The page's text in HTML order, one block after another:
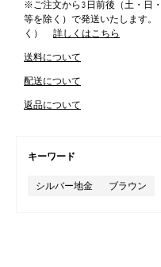
※ご注文から3日前後（土・日
等を除く）で発送いたします
く）
詳しくはこちら
送料について
配送について
返品について
キーワード
シルバー地金 ブラウン